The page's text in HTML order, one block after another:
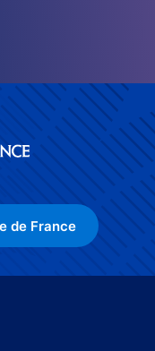
de France